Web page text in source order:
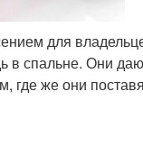
для
в спальне. Они
где же они